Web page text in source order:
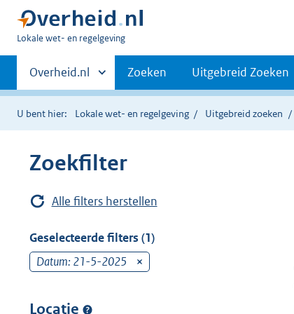
U
hier:
Lokale wet- en regelgeving
Primaire
navigatie
Andere
sites
binnen
Overheid.nl Zoeken Uitgebreid Zoeken
U bent hier: Lokale wet- en regelgeving Uitgebreid zoeken
Zoekfilter
Alle filters herstellen
Geselecteerde filters (1)
Datum: 21-5-2025
Locatie